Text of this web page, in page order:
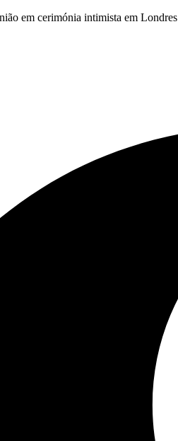
em cerimónia intimista em Londres